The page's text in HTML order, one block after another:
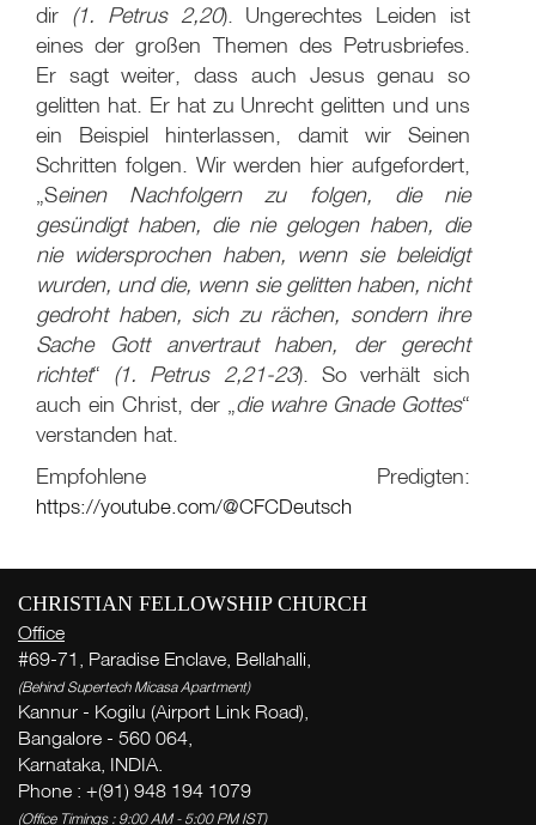
dir (1. Petrus 2,20). Ungerechtes Leiden ist
eines der großen Themen des Petrusbriefes.
Er sagt weiter, dass auch Jesus genau so
gelitten hat. Er hat zu Unrecht gelitten und uns
ein Beispiel hinterlassen, damit wir Seinen
Schritten folgen. Wir werden hier aufgefordert,
„Seinen Nachfolgern zu folgen, die nie
gesündigt haben, die nie gelogen haben, die
nie widersprochen haben, wenn sie beleidigt
wurden, und die, wenn sie gelitten haben, nicht
gedroht haben, sich zu rächen, sondern ihre
Sache Gott anvertraut haben, der gerecht
richtet“ (1. Petrus 2,21-23). So verhält sich
auch ein Christ, der „ die wahre Gnade Gottes“
verstanden hat.
Empfohlene Predigten:
https://youtube.com/@CFCDeutsch
CHRISTIAN FELLOWSHIP CHURCH
Office
#69-71, Paradise Enclave, Bellahalli,
(Behind Supertech Micasa Apartment)
Kannur - Kogilu (Airport Link Road),
Bangalore - 560 064,
Karnataka, INDIA.
Phone : +(91) 948 194 1079
(Office Timings : 9:00 AM - 5:00 PM IST)